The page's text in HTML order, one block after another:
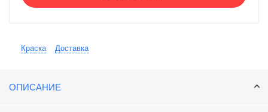
Краска Доставка
ОПИСАНИЕ